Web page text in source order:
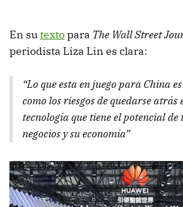
En sutextopara The Wall Street
periodista Liza Lin es clara:
“Lo que esta en juego para China
como los riesgos de quedarse atrás
tecnología que tiene el potencial
negocios y su economía”